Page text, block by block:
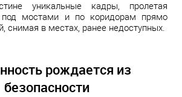
уникальные кадры, пролетая
мостами и по коридорам прямо
снимая в местах, ранее недоступных.
рождается из
безопасности